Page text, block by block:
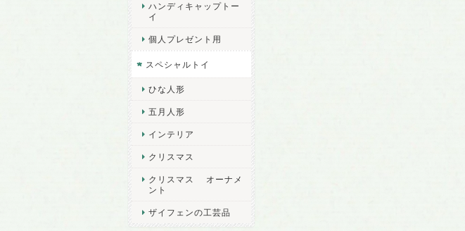
ハンディキャップトー
イ
個人プレゼント用
スペシャルトイ
ひな人形
五月人形
インテリア
クリスマス
クリスマス オーナメ
ント
ザイフェンの工芸品